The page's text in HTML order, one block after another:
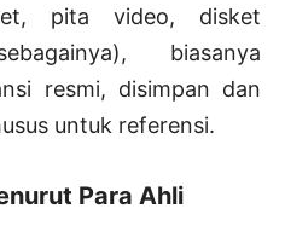
pita video, disket
biasanya
resmi, disimpan dan
untuk referensi.
Para Ahli